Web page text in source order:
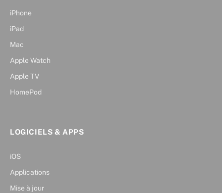
iPhone
iPad
Mac
Apple Watch
Apple TV
HomePod
LOGICIELS & APPS
iOS
Applications
Mise à jour